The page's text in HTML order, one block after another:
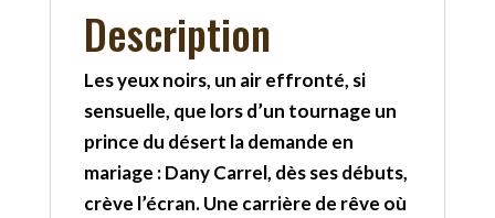
Description
Les yeux noirs, un air effronté, si
sensuelle, que lors d’un tournage un
prince du désert la demande en
mariage : Dany Carrel, dès ses débuts,
crève l’écran. Une carrière de rêve où